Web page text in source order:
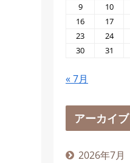
9
10
16
17
23
24
30
31
« 7月
アーカイブ
2026年7月